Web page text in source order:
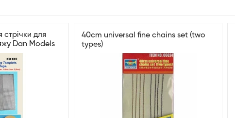
для
Dan Models
40cm universal fine chains set (two
types)